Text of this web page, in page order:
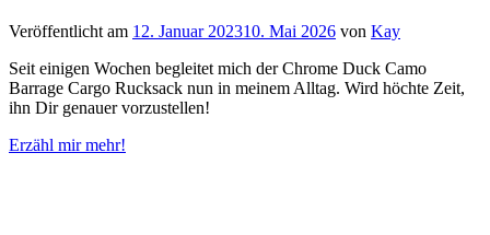
Veröffentlicht am 12. Januar 202310. Mai 2026 von Kay
Seit einigen Wochen begleitet mich der Chrome Duck Camo
Barrage Cargo Rucksack nun in meinem Alltag. Wird höchte Zeit,
ihn Dir genauer vorzustellen!
Erzähl mir mehr!